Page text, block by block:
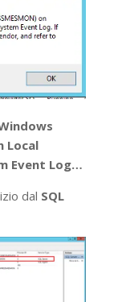
Local
Event Log…
dal SQL